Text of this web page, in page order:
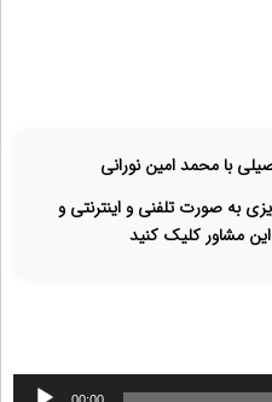
با محمد امین نورانی
به صورت تلفنی و اینترنتی و
مشاور کلیک کنید